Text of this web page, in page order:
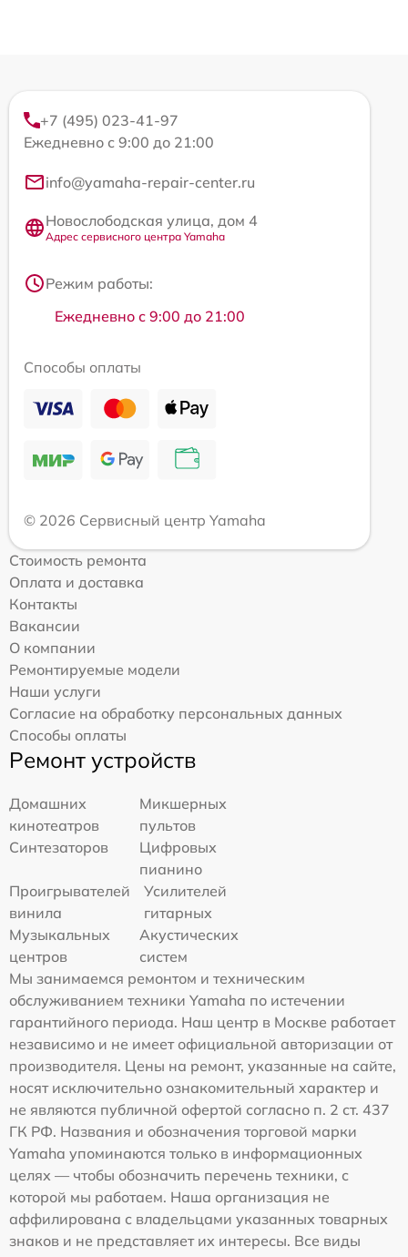
+7 (495) 023-41-97
Ежедневно с 9:00 до 21:00
info@yamaha-repair-center.ru
Новослободская улица, дом 4
Адрес сервисного центра Yamaha
Режим работы:
Ежедневно с 9:00 до 21:00
Способы оплаты
© 2026 Сервисный центр Yamaha
Стоимость ремонта
Оплата и доставка
Контакты
Вакансии
О компании
Ремонтируемые модели
Наши услуги
Согласие на обработку персональных данных
Способы оплаты
Ремонт устройств
Домашних
кинотеатров
Микшерных
пультов
Синтезаторов
Цифровых
пианино
Проигрывателей
винила
Усилителей
гитарных
Музыкальных
центров
Акустических
систем
Мы занимаемся ремонтом и техническим
обслуживанием техники Yamaha по истечении
гарантийного периода. Наш центр в Москве работает
независимо и не имеет официальной авторизации от
производителя. Цены на ремонт, указанные на сайте,
носят исключительно ознакомительный характер и
не являются публичной офертой согласно п. 2 ст. 437
ГК РФ. Названия и обозначения торговой марки
Yamaha упоминаются только в информационных
целях — чтобы обозначить перечень техники, с
которой мы работаем. Наша организация не
аффилирована с владельцами указанных товарных
знаков и не представляет их интересы. Все виды